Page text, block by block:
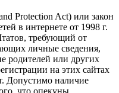
Protection Act) или закон
в интернете от 1998 г.
требующий от
личные сведения,
родителей или других
на этих сайтах
Допустимо наличие
что опекуны